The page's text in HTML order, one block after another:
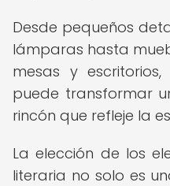
Desde pequeños
lámparas hasta
mesas y
puede transformar
rincón que refleje la
La elección de los
literaria no solo es